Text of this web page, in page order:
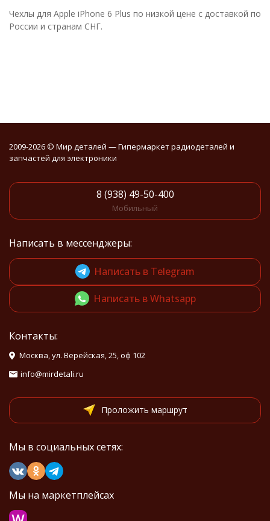
Чехлы для Apple iPhone 6 Plus по низкой цене с доставкой по
России и странам СНГ.
2009-2026 © Мир деталей — Гипермаркет радиодеталей и
запчастей для электроники
8 (938) 49-50-400
Мобильный
Написать в мессенджеры:
Написать в Telegram
Написать в Whatsapp
Контакты:
Москва, ул. Верейская, 25, оф 102
info@mirdetali.ru
Проложить маршрут
Мы в социальных сетях:
Мы на маркетплейсах